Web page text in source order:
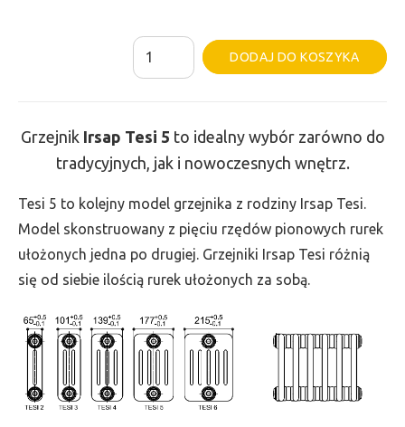
ilość
Grzejnik
-
wys.
565,
szer.
450,
908
DODAJ DO KOSZYKA
Grzejnik Irsap Tesi 5 to idealny wybór zarówno do
tradycyjnych, jak i nowoczesnych wnętrz.
Tesi 5 to kolejny model grzejnika z rodziny Irsap Tesi.
Model skonstruowany z pięciu rzędów pionowych rurek
ułożonych jedna po drugiej. Grzejniki Irsap Tesi różnią
się od siebie ilością rurek ułożonych za sobą.